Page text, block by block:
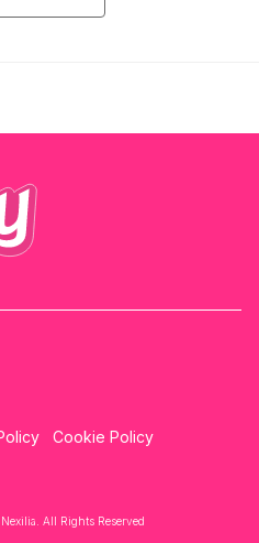
Cookie Policy
All Rights Reserved